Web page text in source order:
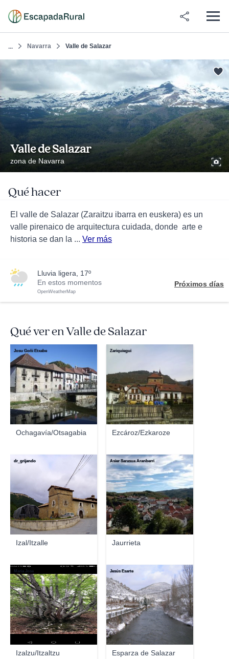
... Navarra Valle de Salazar
Valle de Salazar
zona de Navarra
Qué hacer
El valle de Salazar (Zaraitzu ibarra en euskera) es un
valle pirenaico de arquitectura cuidada, donde arte e
historia se dan la ... Ver más
lluvia ligera, 17º
En estos momentos
OpenWeatherMap
Próximos días
Qué ver en Valle de Salazar
Ochagavía/Otsagabia
Josu Goñi Etxabe
Ezcároz/Ezkaroze
Zariquiegui
Izal/Itzalle
dr_grijando
Jaurrieta
Asier Sarasua Aranberri
Izalzu/Itzaltzu
Maria Jose
Esparza de Salazar
Jesús Esarte